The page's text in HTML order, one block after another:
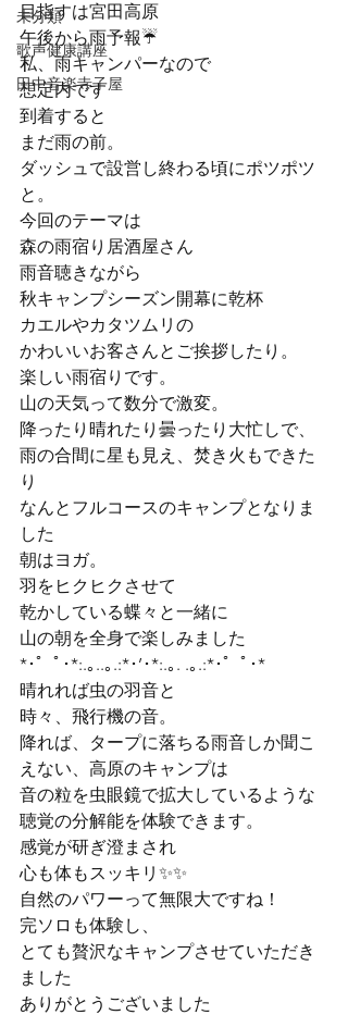
未分類
歌声健康講座
田中音楽寺子屋
目指すは宮田高原️️
午後から雨予報☔
私、雨キャンパーなので
想定内です
到着すると
まだ雨の前。
ダッシュで設営し終わる頃にポツポツ
と。
今回のテーマは
森の雨宿り居酒屋さん
雨音聴きながら
秋キャンプシーズン開幕に乾杯
カエルやカタツムリの
かわいいお客さんとご挨拶したり。
楽しい雨宿りです。
山の天気って数分で激変。
降ったり晴れたり曇ったり大忙しで、
雨の合間に星も見え、焚き火もできた
り
なんとフルコースのキャンプとなりま
した
朝はヨガ。
羽をヒクヒクさせて
乾かしている蝶々と一緒に
山の朝を全身で楽しみました
*･゜ﾟ･*:.｡..｡.:*･’･*:.｡. .｡.:*･゜ﾟ･*
晴れれば虫の羽音と
時々、飛行機の音。
降れば、タープに落ちる雨音しか聞こ
えない、高原のキャンプは
音の粒を虫眼鏡で拡大しているような
聴覚の分解能を体験できます。
感覚が研ぎ澄まされ
心も体もスッキリ✨✨
自然のパワーって無限大ですね！
完ソロも体験し、
とても贅沢なキャンプさせていただき
ました️️
ありがとうございました